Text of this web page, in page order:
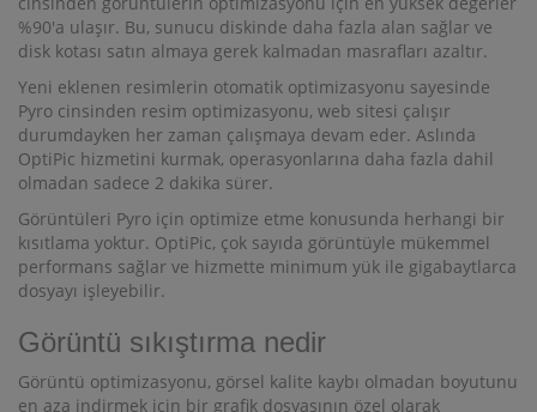
%90'a ulaşır. Bu, sunucu diskinde daha fazla alan sağlar ve
disk kotası satın almaya gerek kalmadan masrafları azaltır.
Yeni eklenen resimlerin otomatik optimizasyonu sayesinde
Pyro cinsinden resim optimizasyonu, web sitesi çalışır
durumdayken her zaman çalışmaya devam eder. Aslında
OptiPic hizmetini kurmak, operasyonlarına daha fazla dahil
olmadan sadece 2 dakika sürer.
Görüntüleri Pyro için optimize etme konusunda herhangi bir
kısıtlama yoktur. OptiPic, çok sayıda görüntüyle mükemmel
performans sağlar ve hizmette minimum yük ile gigabaytlarca
dosyayı işleyebilir.
Görüntü sıkıştırma nedir
Görüntü optimizasyonu, görsel kalite kaybı olmadan boyutunu
en aza indirmek için bir grafik dosyasının özel olarak